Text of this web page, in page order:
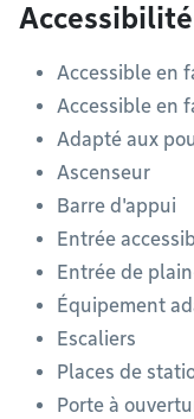
Accessibilité
Accessible en
Accessible en
Adapté aux
Ascenseur
Barre d'appui
Entrée
Entrée de
Équipement
Escaliers
Places de
Porte à